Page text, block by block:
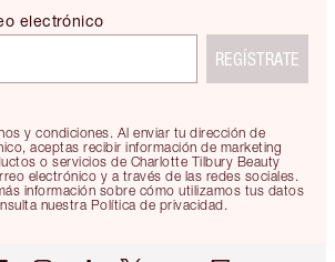
y condiciones. Al enviar tu dirección de
aceptas recibir información de marketing
o servicios de Charlotte Tilbury Beauty
electrónico y a través de las redes sociales.
información sobre cómo utilizamos tus datos
nuestra Política de privacidad.
electrónico
REGÍSTRATE